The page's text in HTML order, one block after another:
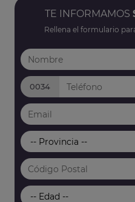
TE INFORMAMOS
Rellena el formulario
0034